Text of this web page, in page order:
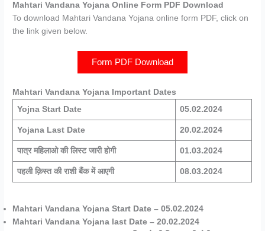
Mahtari Vandana Yojana Online Form PDF Download
To download Mahtari Vandana Yojana online form PDF, click on
the link given below.
Form PDF Download
Mahtari Vandana Yojana Important Dates
Yojna Start Date
05.02.2024
Yojana Last Date 20.02.2024
पात्र महिलाओ की लिस्ट जारी होगी 01.03.2024
पहली क़िस्त की राशी बैंक में आएगी 08.03.2024
Mahtari Vandana Yojana Start Date – 05.02.2024
Mahtari Vandana Yojana last Date – 20.02.2024